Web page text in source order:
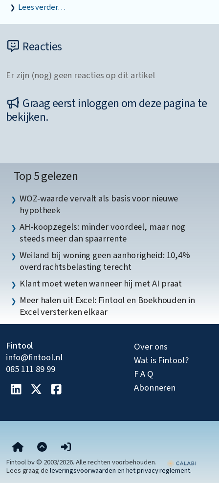
Lees verder…
Reacties
Er zijn (nog) geen reacties op dit artikel
Graag eerst inloggen om deze pagina te
bekijken.
Top 5 gelezen
WOZ-waarde vervalt als basis voor nieuwe
hypotheek
AH-koopzegels: minder voordeel, maar nog
steeds meer dan spaarrente
Weiland bij woning geen aanhorigheid: 10,4%
overdrachtsbelasting terecht
Klant moet weten wanneer hij met AI praat
Meer halen uit Excel: Fintool en Boekhouden in
Excel versterken elkaar
Fintool
info@fintool.nl
085 111 89 99
Over ons
Wat is Fintool?
F A Q
Abonneren
Fintool bv © 2003/2026. Alle rechten voorbehouden.
Lees graag deleveringsvoorwaarden en het privacy reglement.